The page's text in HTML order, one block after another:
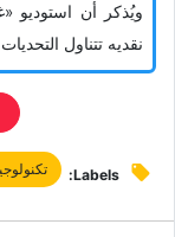
ویُذکر أن استودیو
نقدیه تتناول
Labels: